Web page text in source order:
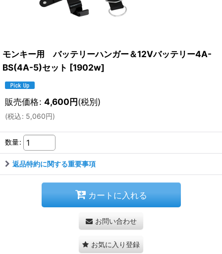
モンキー用 バッテリーハンガー＆12Vバッテリー4A-
BS(4A-5)セット [1902w]
販売価格: 4,600円(税別)
(税込: 5,060円)
数量:
返品特約に関する重要事項
カートに入れる
お問い合わせ
お気に入り登録